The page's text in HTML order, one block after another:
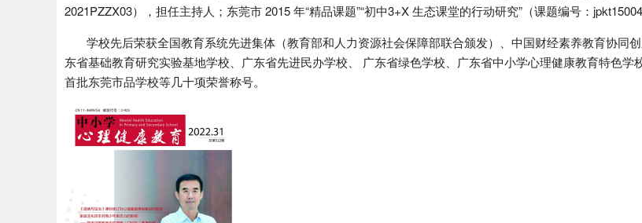
2021PZZX03），担任主持人；东莞市 2015 年“精品课题”“初中3+X 生态课堂的行动研究”（课题编号：
学校先后荣获全国教育系统先进集体（教育部和人力资源社会保障部联合颁发）、中国财经素养教育协同
东省基础教育研究实验基地学校、广东省先进民办学校、 广东省绿色学校、广东省中小学心理健康教育特色学
首批东莞市品学校等几十项荣誉称号。